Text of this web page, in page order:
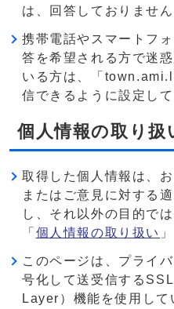
は、回答しておりません
携帯電話やスマートフ
答を希望される方で迷
いる方は、「
信できるように設定して
個人情報の取り扱
取得した個人情報は、
またはご意見に対する
し、それ以外の目的で
「 個人情報の取り扱い
このページは、プライ
号化して送受信する
Layer）機能を使用して